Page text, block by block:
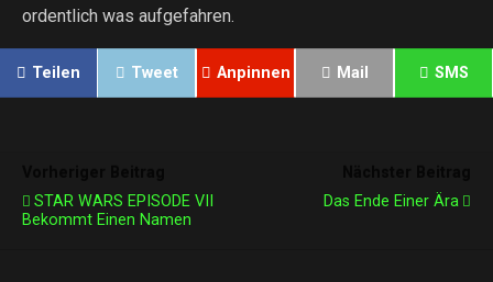
ordentlich was aufgefahren.
Teilen Tweet Anpinnen Mail SMS
STAR WARS EPISODE VII
Bekommt Einen Namen
Das Ende Einer Ära